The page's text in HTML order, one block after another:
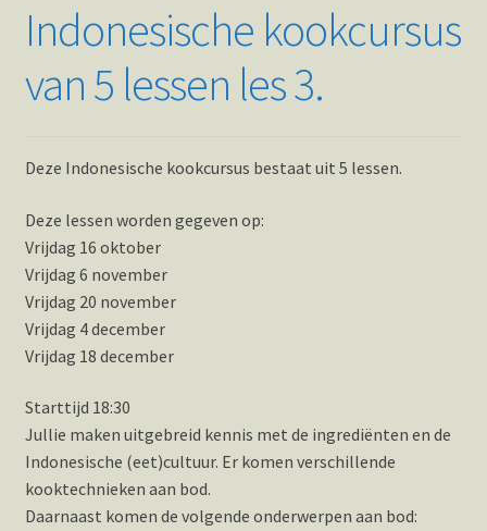
Indonesische kookcursus
van 5 lessen les 3.
Deze Indonesische kookcursus bestaat uit 5 lessen.
Deze lessen worden gegeven op:
Vrijdag 16 oktober
Vrijdag 6 november
Vrijdag 20 november
Vrijdag 4 december
Vrijdag 18 december
Starttijd 18:30
Jullie maken uitgebreid kennis met de ingrediënten en de
Indonesische (eet)cultuur. Er komen verschillende
kooktechnieken aan bod.
Daarnaast komen de volgende onderwerpen aan bod: